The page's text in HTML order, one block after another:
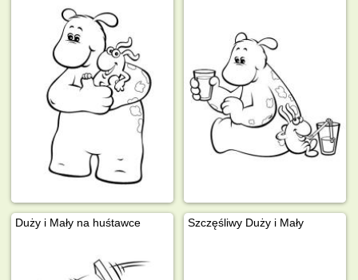
Duży i Mały na huśtawce Szczęśliwy Duży i Mały